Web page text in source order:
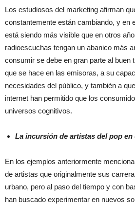
Los estudiosos del marketing afirman
constantemente están cambiando, y en
está siendo más visible que en otros
radioescuchas tengan un abanico más
consumir se debe en gran parte al buen
que se hace en las emisoras, a su
necesidades del público, y también a
internet han permitido que los
universos cognitivos.
La incursión de artistas del pop
En los ejemplos anteriormente
de artistas que originalmente sus
urbano, pero al paso del tiempo y con
han buscado experimentar en nuevos